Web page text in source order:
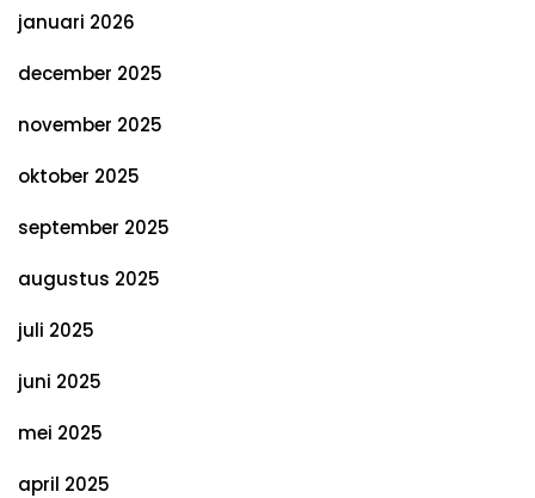
januari 2026
december 2025
november 2025
oktober 2025
september 2025
augustus 2025
juli 2025
juni 2025
mei 2025
april 2025